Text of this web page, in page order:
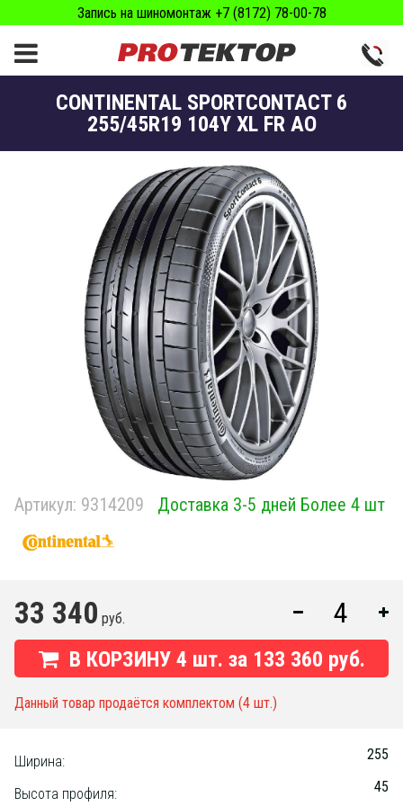
Запись на шиномонтаж +7 (8172) 78-00-78
CONTINENTAL SPORTCONTACT 6
255/45R19 104Y XL FR AO
Артикул: 9314209 Доставка 3-5 дней Более 4 шт
33 340 руб.
В КОРЗИНУ 4 шт. за 133 360 руб.
Данный товар продаётся комплектом (4 шт.)
Ширина: 255
Высота профиля: 45